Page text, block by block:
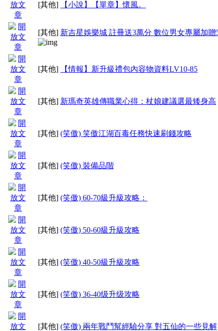
[其他] 【小說】【單章】懷風。
[其他] 新吉星娛樂城 註冊送3萬分 數位男女專屬加贈
[其他] 【情報】新升級禮包內容物資料LV10-85
[其他] 新瑪奇英雄傳職業心得：杖娘建議選最矮身高
[其他] (笑傲) 笑傲江湖百毒任務快速刷錢攻略
[其他] (笑傲) 裝備品階
[其他] (笑傲) 60-70級升級攻略：
[其他] (笑傲) 50-60級升級攻略
[其他] (笑傲) 40-50級升級攻略
[其他] (笑傲) 36-40级升级攻略
[其他] (笑傲) 兩年戰鬥幫經驗分享 對五仙的一些見解